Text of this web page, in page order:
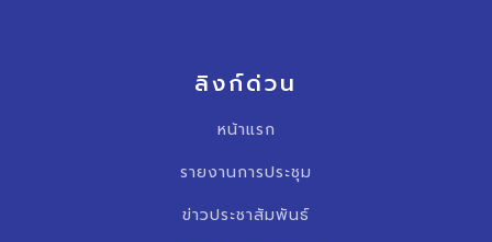
ลิงก์ด่วน
หน้าแรก
รายงานการประชุม
ข่าวประชาสัมพันธ์